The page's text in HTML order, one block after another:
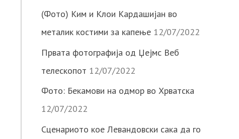
(Фото) Ким и Клои Кардашијан во
металик костими за капење 12/07/2022
Првата фотографија од Џејмс Веб
телескопот 12/07/2022
Фото: Бекамови на одмор во Хрватска
12/07/2022
Сценариото кое Левандовски сака да го